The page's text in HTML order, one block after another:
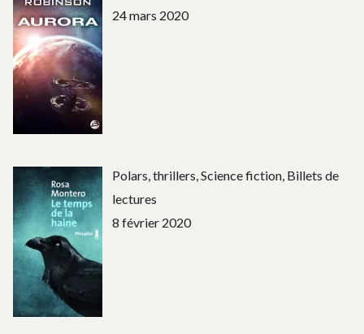
24 mars 2020
Polars, thrillers, Science fiction, Billets de
lectures
8 février 2020